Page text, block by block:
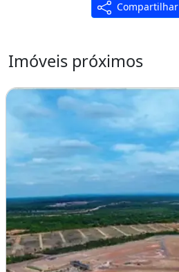
Compartilhar
Imóveis próximos